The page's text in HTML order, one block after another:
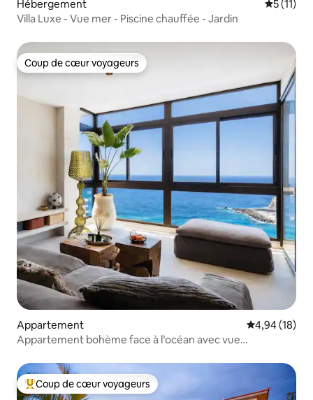
Hébergement
5 (11)
Villa Luxe - Vue mer - Piscine chauffée - Jardin
Coup de cœur voyageurs
Coup de cœur voyageurs
Appartement Évaluation
4,94 (18)
Appartement bohème face à l’océan avec vue
Coups de cœur voyageurs les plus appréciés
Coup de cœur voyageurs